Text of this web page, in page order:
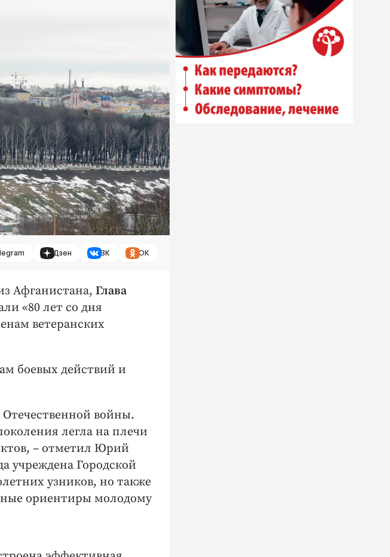
Дзен ВК ОК
Афганистана, Глава
«80 лет со дня
ветеранских
боевых действий и
войны.
легла на плечи
– отметил Юрий
учреждена Городской
узников, но также
ориентиры молодому